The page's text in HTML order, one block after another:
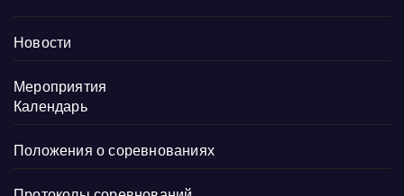
Новости
Мероприятия
Календарь
Положения о соревнованиях